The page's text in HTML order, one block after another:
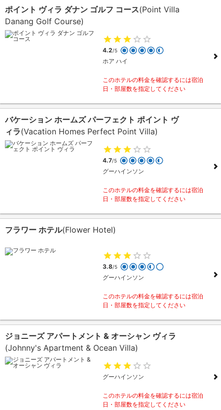
ポイント ヴィラ ダナン ゴルフ コース(Point Villa
Danang Golf Course)
4.2/5
ホア ハイ
このホテルの料金を確認するには宿泊
日・部屋数を指定してください
バケーション ホームズ パーフェクト ポイント ヴ
ィラ(Vacation Homes Perfect Point Villa)
4.7/5
グーハインソン
このホテルの料金を確認するには宿泊
日・部屋数を指定してください
フラワー ホテル(Flower Hotel)
3.8/5
グーハインソン
このホテルの料金を確認するには宿泊
日・部屋数を指定してください
ジョニーズ アパートメント & オーシャン ヴィラ
(Johnny's Apartment & Ocean Villa)
グーハインソン
このホテルの料金を確認するには宿泊
日・部屋数を指定してください